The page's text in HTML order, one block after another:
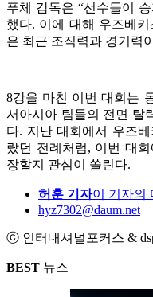
푸체 감독은 “선수들이
했다. 이에 대해 우즈베
은 최근 조직력과 경기력
8강을 마친 이번 대회는
서아시아 팀들의 전면 탈
다. 지난 대회에서 우즈
랐던 전례처럼, 이번 대
장할지 관심이 쏠린다.
허훈 기자이 기자의
hyz7302@daum.net
ⓒ 인터내셔널포커스 &
BEST 뉴스